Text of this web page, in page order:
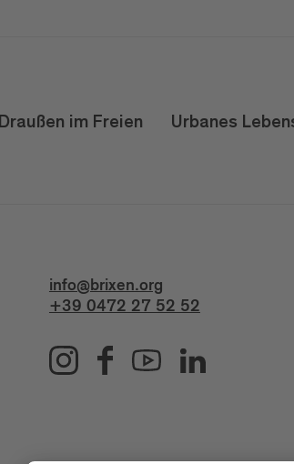
Draußen im Freien Urbanes
info@brixen.org
+39 0472 27 52 52